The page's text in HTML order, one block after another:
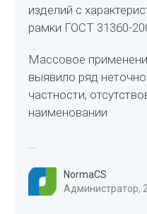
изделий с
рамки ГОСТ 31360-
Массовое
выявило ряд
частности,
наименовании
...
NormaCS
Администратор,